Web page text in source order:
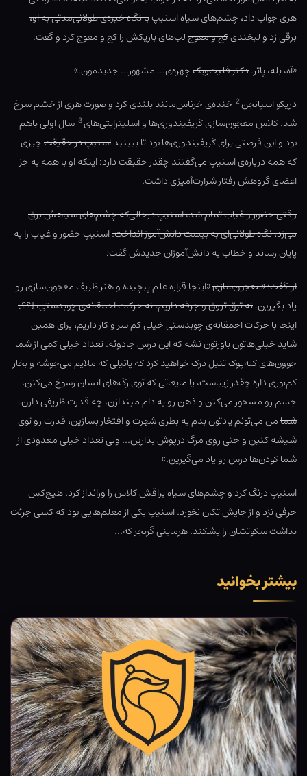
هری جواب داد، چشم‌های سیاه اسنیپبا نگاه خیره‌ی طولانی‌مدتی به او،
برقی زد و لبخندیکج و معوجلب‌های باریکش را کج و معوج کرد و گفت:
«آه، بله، پاتر.دکتر فلیت‌ویکچهره‌ی… مشهور… جدیدمون.»
دریکو اسپانجن2 خنده‌ی خرناس‌مانند بلندی کرد و صورت هری از خشم سرخ
شد. کلاس معجون‌سازی گریفیندوری‌ها و اسلیترایتی‌های3 سال اولی باهم
بود و این فرصتی برای گریفیندوری‌ها بود تا ببینیداسنیپ در حقیقتچیزی
که همه درباره‌ی اسنیپ می‌گفتند چقدر حقیقت دارد: اینکه او با همه به جز
اعضای گروهش رفتار شرارت‌آمیزی داشت.
وقتی حضور و غیاب تمام شد، اسنیپ درحالی‌که چشم‌های سیاهش برق
می‌زد، نگاه طولانی‌ای به بیست دانش‌آموز انداخت.اسنیپ حضور و غیاب را به
پایان رساند و خطاب به دانش‌آموزان جدیدش گفت:
او گفت: «معجون‌سازی«اینجا قراره علم پیچیده و هنر ظریف معجون‌سازی رو
یاد بگیرین.نه ترق تروق و جرقه داریم، نه حرکات احمقانه‌ی چوبدستی، [؟؟]
اینجا با حرکات احمقانه‌ی چوبدستی خیلی کم سر و کار داریم، برای همین
شاید خیلی‌هاتون باورتون نشه که این درس جادوئه. تعداد خیلی کمی از شما
جوون‌های کله‌پوک تنبل درک خواهید کرد که پاتیلی که ملایم می‌جوشه و بخار
کم‌نوری داره چقدر زیباست، یا مایعاتی که توی رگ‌های انسان رسوخ می‌کنن،
جسم رو مسحور می‌کنن و ذهن رو به دام میندازن، چه قدرت ظریفی دارن.
شمامن می‌تونم یادتون بدم یه بطری شهرت و افتخار بسازین، قدرت رو توی
شیشه کنین و حتی روی مرگ درپوش بذارین… ولی تعداد خیلی معدودی از
شما کودن‌ها درس رو یاد می‌گیرین.»
اسنیپ درنگ کرد و چشم‌های سیاه براقش کلاس را ورانداز کرد. هیچ‌کس
حرفی نزد و از جایش تکان نخورد. اسنیپ یکی از معلم‌هایی بود که کسی جرئت
نداشت سکوتشان را بشکند. هرماینی گرنجر که…
بیشتر بخوانید